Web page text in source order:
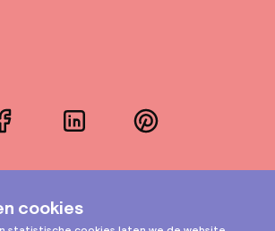
FacebookLinkedInPinterest
Instagram